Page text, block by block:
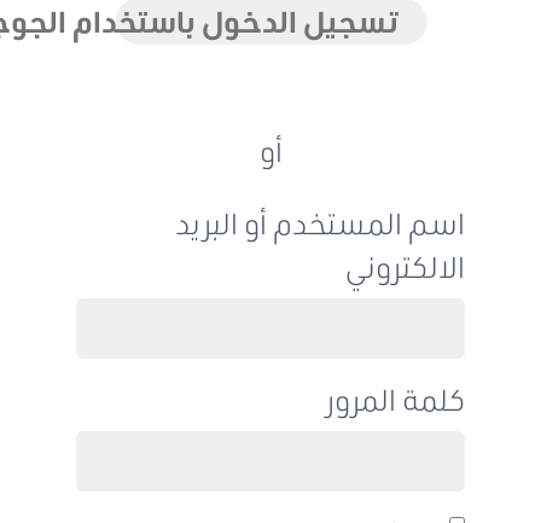
تسجيل الدخول باستخدام الجوجل
اسم المستخدم أو البريد
الالكتروني
كلمة المرور